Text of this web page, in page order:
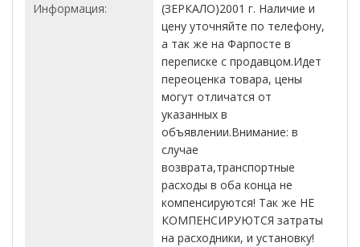
Информация:
(ЗЕРКАЛО)2001 г. Наличие и
цену уточняйте по телефону,
а так же на Фарпосте в
переписке с продавцом.Идет
переоценка товара, цены
могут отличатся от
указанных в
объявлении.Внимание: в
случае
возврата,транспортные
расходы в оба конца не
компенсируются! Так же НЕ
КОМПЕНСИРУЮТСЯ затраты
на расходники, и установку!